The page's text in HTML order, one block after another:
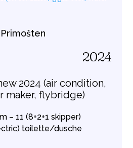
2024
2024 (air condition,
maker, flybridge)
– 11 (8+2+1 skipper)
toilette/dusche